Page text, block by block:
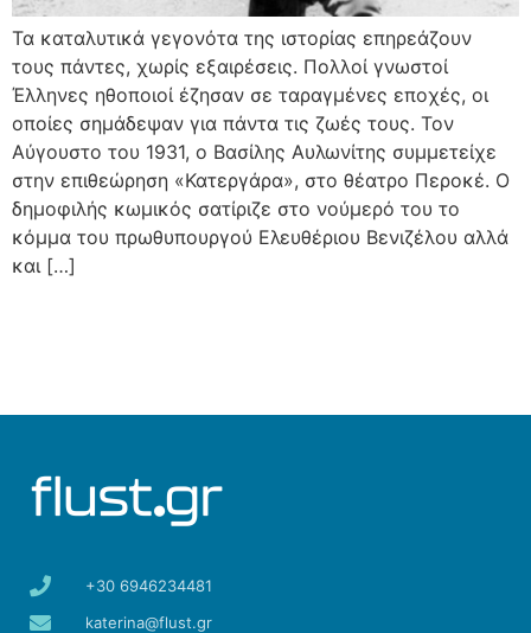
Τα καταλυτικά γεγονότα της ιστορίας επηρεάζουν
τους πάντες, χωρίς εξαιρέσεις. Πολλοί γνωστοί
Έλληνες ηθοποιοί έζησαν σε ταραγμένες εποχές, οι
οποίες σημάδεψαν για πάντα τις ζωές τους. Τον
Αύγουστο του 1931, ο Βασίλης Αυλωνίτης συμμετείχε
στην επιθεώρηση «Κατεργάρα», στο θέατρο Περοκέ. Ο
δημοφιλής κωμικός σατίριζε στο νούμερό του το
κόμμα του πρωθυπουργού Ελευθέριου Βενιζέλου αλλά
και […]
+30 6946234481
katerina@flust.gr